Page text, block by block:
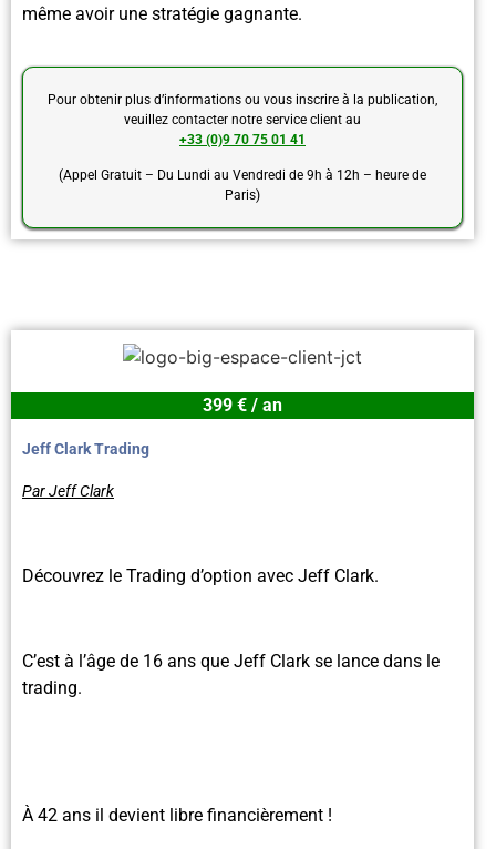
même avoir une stratégie gagnante.
Pour obtenir plus d’informations ou vous inscrire à la publication,
veuillez contacter notre service client au
+33 (0)9 70 75 01 41
(Appel Gratuit – Du Lundi au Vendredi de 9h à 12h – heure de
Paris)
399 € / an
Jeff Clark Trading
Par Jeff Clark
Découvrez le Trading d’option avec Jeff Clark.
C’est à l’âge de 16 ans que Jeff Clark se lance dans le
trading.
À 42 ans il devient libre financièrement !